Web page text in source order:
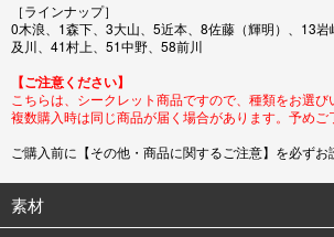
［ラインナップ］
0木浪、1森下、3大山、5近本、8佐藤（輝明）、13
及川、41村上、51中野、58前川
【ご注意ください】
こちらは、シークレット商品ですので、種類をお選び
複数購入時は同じ商品が届く場合があります。予めご
ご購入前に【その他・商品に関するご注意】を必ずお
素材